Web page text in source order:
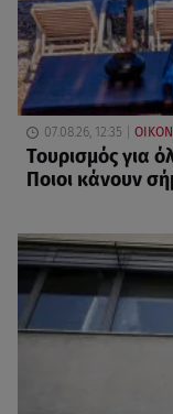
07.08.26, 12:35
Τουρισμός για
Ποιοι κάνουν